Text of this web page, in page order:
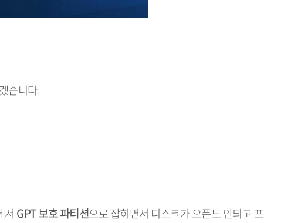
습니다.
서 GPT 보호 파티션으로 잡히면서 디스크가 오픈도 안되고 포